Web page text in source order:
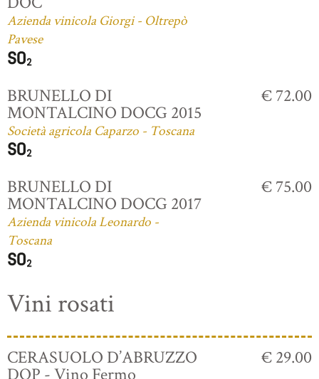
Azienda vinicola Giorgi - Oltrepò
Pavese
BRUNELLO DI
MONTALCINO DOCG 2015
Società agricola Caparzo - Toscana
€ 72.00
BRUNELLO DI
MONTALCINO DOCG 2017
Azienda vinicola Leonardo -
Toscana
€ 75.00
Vini rosati
CERASUOLO D’ABRUZZO
DOP - Vino Fermo
€ 29.00